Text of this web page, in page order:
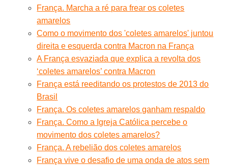
França. Marcha a ré para frear os coletes
amarelos
Como o movimento dos 'coletes amarelos' juntou
direita e esquerda contra Macron na França
A França esvaziada que explica a revolta dos
‘coletes amarelos’ contra Macron
França está reeditando os protestos de 2013 do
Brasil
França. Os coletes amarelos ganham respaldo
França. Como a Igreja Católica percebe o
movimento dos coletes amarelos?
França. A rebelião dos coletes amarelos
França vive o desafio de uma onda de atos sem